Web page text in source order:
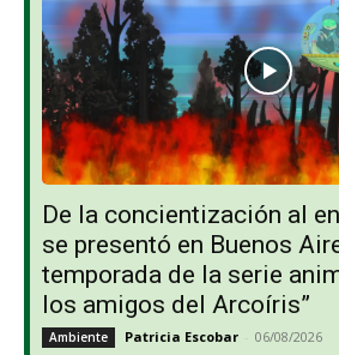
De la concientización al
se presentó en Buenos
temporada de la serie
los amigos del Arcoíris”
Ambiente Patricia Escobar - 06/08/2026